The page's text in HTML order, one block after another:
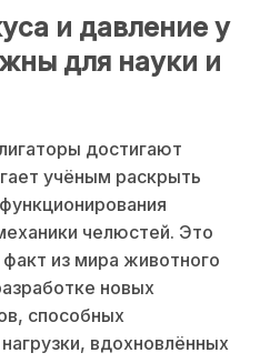
и давление у
для науки и
достигают
учёным раскрыть
челюстей. Это
из мира животного
новых
способных
вдохновлённых